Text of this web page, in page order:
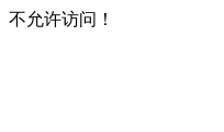
不允许访问！